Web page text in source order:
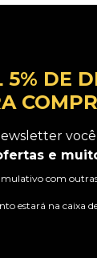
5% DE
e
com
estará na caixa